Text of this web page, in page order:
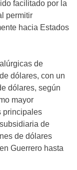
facilitado por la
permitir
hacia Estados
de
dólares, con un
dólares, según
mayor
principales
de
de dólares
Guerrero hasta